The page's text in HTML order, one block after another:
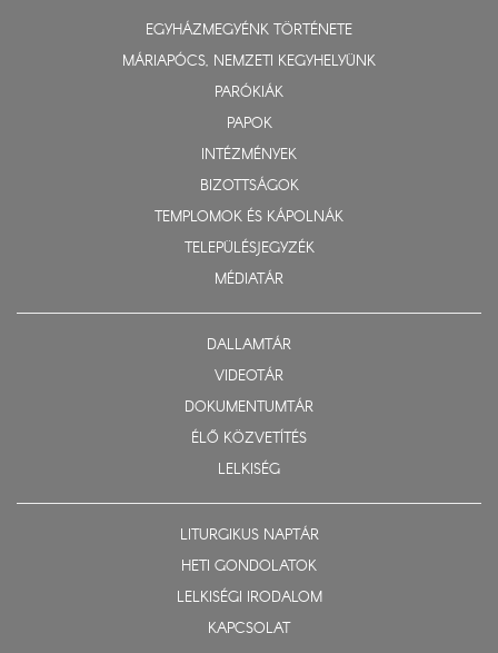
EGYHÁZMEGYÉNK TÖRTÉNETE
MÁRIAPÓCS, NEMZETI KEGYHELYÜNK
PARÓKIÁK
PAPOK
INTÉZMÉNYEK
BIZOTTSÁGOK
TEMPLOMOK ÉS KÁPOLNÁK
TELEPÜLÉSJEGYZÉK
MÉDIATÁR
DALLAMTÁR
VIDEOTÁR
DOKUMENTUMTÁR
ÉLŐ KÖZVETÍTÉS
LELKISÉG
LITURGIKUS NAPTÁR
HETI GONDOLATOK
LELKISÉGI IRODALOM
KAPCSOLAT